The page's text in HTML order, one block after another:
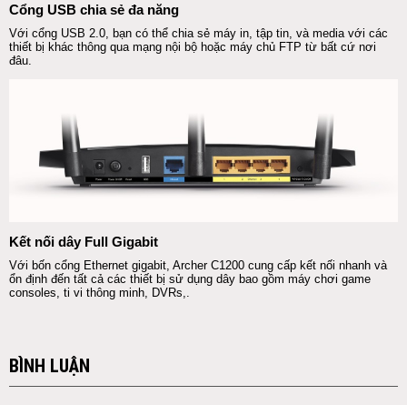
Cổng USB chia sẻ đa năng
Với cổng USB 2.0, bạn có thể chia sẻ máy in, tập tin, và media với các
thiết bị khác thông qua mạng nội bộ hoặc máy chủ FTP từ bất cứ nơi
đâu.
Kết nối dây Full Gigabit
Với bốn cổng Ethernet gigabit, Archer C1200 cung cấp kết nối nhanh và
ổn định đến tất cả các thiết bị sử dụng dây bao gồm máy chơi game
consoles, ti vi thông minh, DVRs,.
BÌNH LUẬN